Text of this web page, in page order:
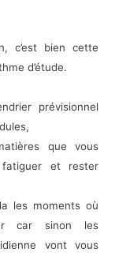
c’est bien cette
d’étude.
prévisionnel
que vous
et rester
les moments où
car sinon les
vont vous